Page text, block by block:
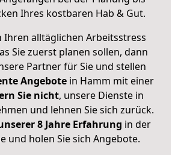
Ihres kostbaren Hab & Gut.
Ihren alltäglichen Arbeitsstress
Sie zuerst planen sollen, dann
Partner für Sie und stellen
Angebote in Hamm mit einer
Sie nicht, unsere Dienste in
und lehnen Sie sich zurück.
8 Jahre Erfahrung in der
und holen Sie sich Angebote.